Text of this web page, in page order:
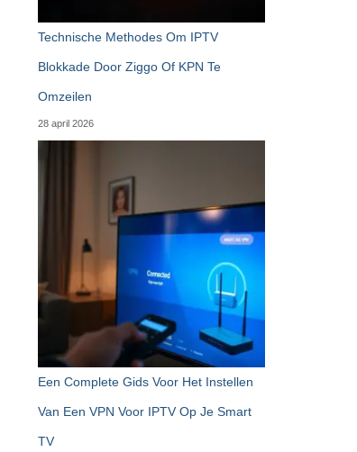
Technische Methodes Om IPTV
Blokkade Door Ziggo Of KPN Te
Omzeilen
28 april 2026
Een Complete Gids Voor Het Instellen
Van Een VPN Voor IPTV Op Je Smart
TV